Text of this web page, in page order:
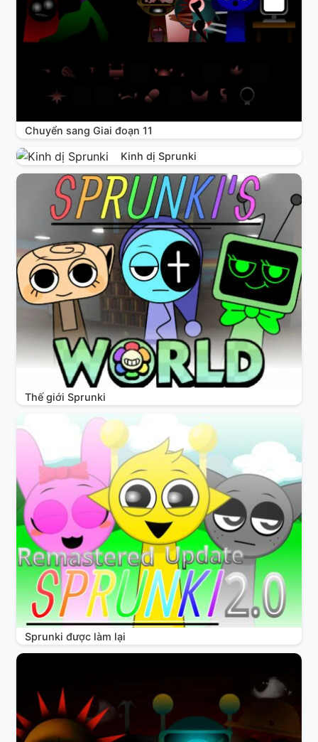
Chuyển sang Giai đoạn 11
Kinh dị Sprunki
Thế giới Sprunki
Sprunki được làm lại